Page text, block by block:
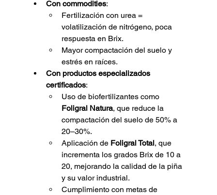
Con commodities:
Fertilización con urea =
volatilización de nitrógeno, poca
respuesta en Brix.
Mayor compactación del suelo y
estrés en raíces.
Con productos especializados
certificados:
Uso de biofertilizantes como
Foligral Natura, que reduce la
compactación del suelo de 50% a
20–30%.
Aplicación de Foligral Total, que
incrementa los grados Brix de 10 a
20, mejorando la calidad de la piña
y su valor industrial.
Cumplimiento con metas de